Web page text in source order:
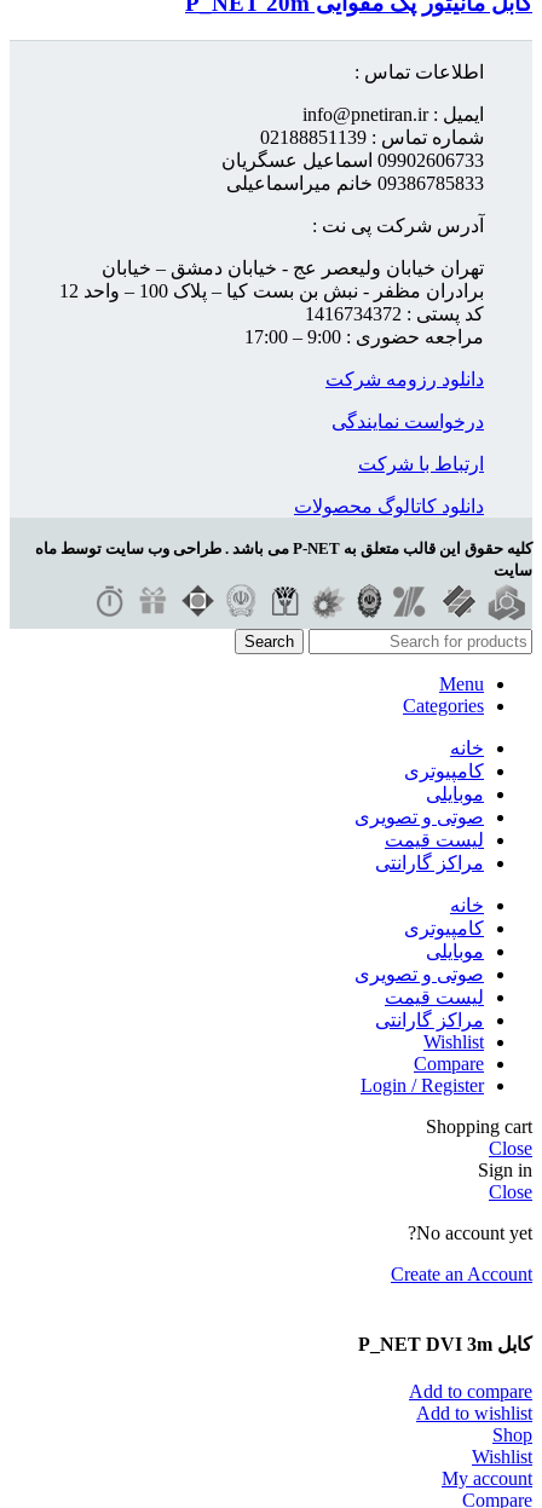
اطلاعات تماس :
ایمیل : info@pnetiran.ir
شماره تماس : 02188851139
09902606733 اسماعیل عسگریان
09386785833 خانم میراسماعیلی
آدرس شرکت پی نت :
تهران خیابان ولیعصر عج - خیابان دمشق – خیابان
برادران مظفر - نبش بن بست کیا – پلاک 100 – واحد 12
کد پستی : 1416734372
مراجعه حضوری : 9:00 – 17:00
دانلود رزومه شرکت
درخواست نمایندگی
ارتباط با شرکت
دانلود کاتالوگ محصولات
کلیه حقوق این قالب متعلق به P-NET می باشد . طراحی وب سایت توسط ماه
سایت
Search
Menu
Categories
خانه
کامپیوتری
موبایلی
صوتی و تصویری
لیست قیمت
مراکز گارانتی
خانه
کامپیوتری
موبایلی
صوتی و تصویری
لیست قیمت
مراکز گارانتی
Wishlist
Compare
Login / Register
Shopping cart
Close
Sign in
Close
No account yet?
Create an Account
کابل P_NET DVI 3m
Add to compare
Add to wishlist
Shop
Wishlist
My account
Compare